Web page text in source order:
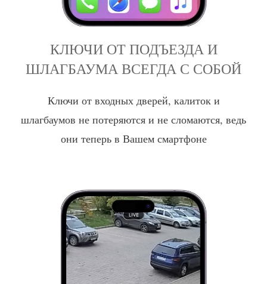
КЛЮЧИ ОТ ПОДЪЕЗДА И
ШЛАГБАУМА ВСЕГДА С СОБОЙ
Ключи от входных дверей, калиток и
шлагбаумов не потеряются и не сломаются, ведь
они теперь в Вашем смартфоне